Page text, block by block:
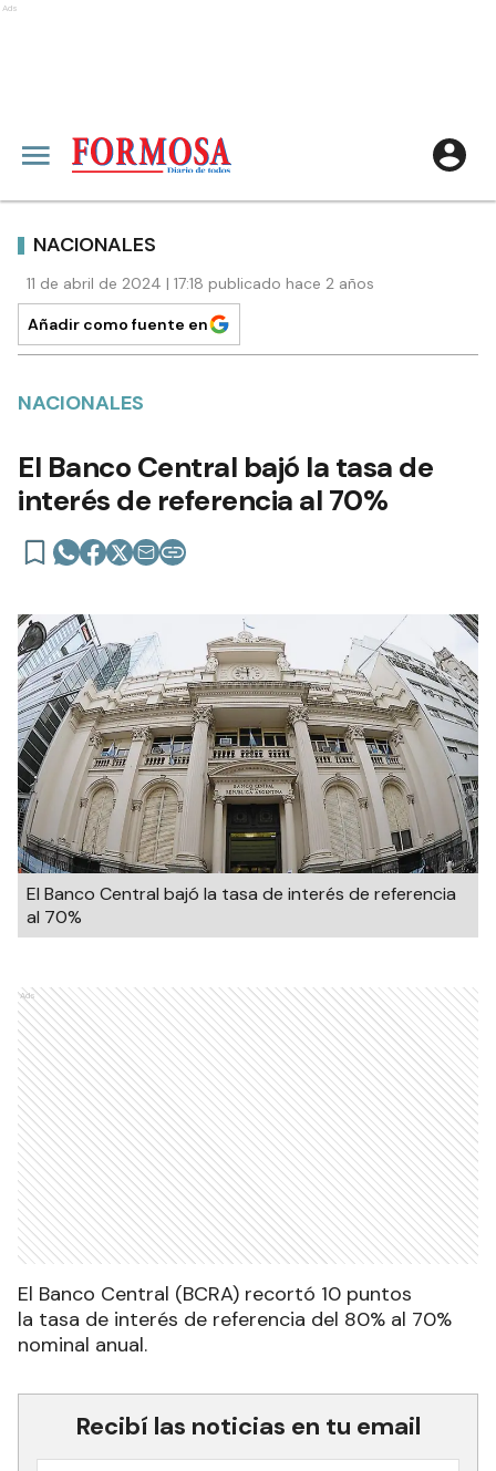
Ads
NACIONALES
11 de abril de 2024 | 17:18 publicado hace 2 años
Añadir como fuente en
NACIONALES
El Banco Central bajó la tasa de
interés de referencia al 70%
El Banco Central bajó la tasa de interés de referencia
al 70%
Ads
El Banco Central (BCRA) recortó 10 puntos
la tasa de interés de referencia del 80% al 70%
nominal anual.
Recibí las noticias en tu email